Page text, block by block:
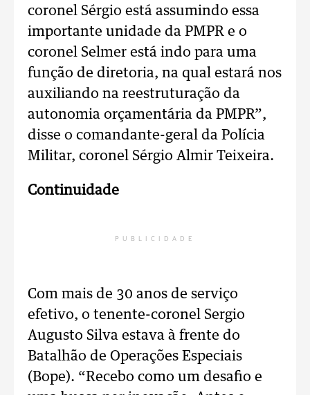
coronel Sérgio está assumindo essa
importante unidade da PMPR e o
coronel Selmer está indo para uma
função de diretoria, na qual estará nos
auxiliando na reestruturação da
autonomia orçamentária da PMPR”,
disse o comandante-geral da Polícia
Militar, coronel Sérgio Almir Teixeira.
Continuidade
PUBLICIDADE
Com mais de 30 anos de serviço
efetivo, o tenente-coronel Sergio
Augusto Silva estava à frente do
Batalhão de Operações Especiais
(Bope). “Recebo como um desafio e